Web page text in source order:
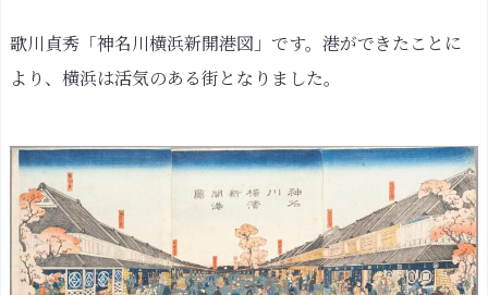
歌川貞秀「神名川横浜新開港図」です。港ができたことに
より、横浜は活気のある街となりました。